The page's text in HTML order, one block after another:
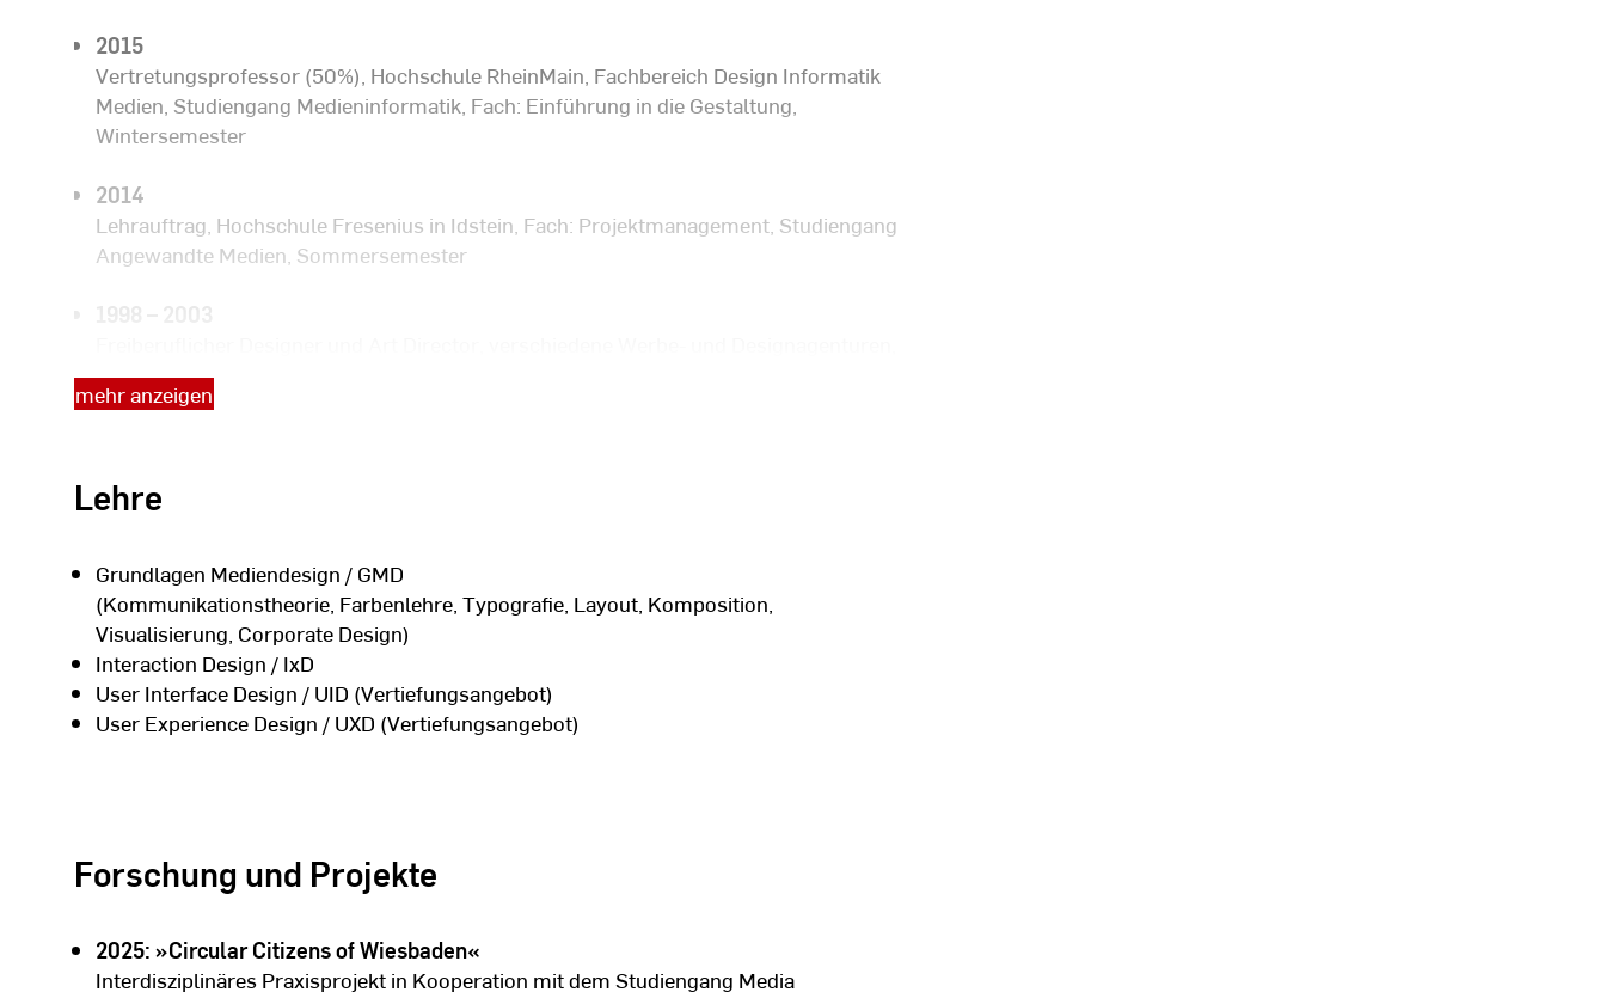
2015
Vertretungsprofessor (50%), Hochschule RheinMain, Fachbereich Design Informatik
Medien, Studiengang Medieninformatik, Fach: Einführung in die Gestaltung,
Wintersemester
2014
Lehrauftrag, Hochschule Fresenius in Idstein, Fach: Projektmanagement, Studiengang
Angewandte Medien, Sommersemester
u.a. Ogilvy Interactive, Publicis Frankfurt, Scholz & Volkmer, Wunderman Cato
Johnson
Studienabschluss Diplom-Designer (FH), Hochschule RheinMain
Auslandsstudium Visual Communication, University of Technology (UTS), Sydney,
Australien
1996 – 2002
Studium Kommunikationsdesign, Fachhochschule Wiesbaden (heute Hochschule
RheinMain)
mehr anzeigen
Lehre
Grundlagen Mediendesign / GMD
(Kommunikationstheorie, Farbenlehre, Typografie, Layout, Komposition,
Visualisierung, Corporate Design)
Interaction Design / IxD
User Interface Design / UID (Vertiefungsangebot)
User Experience Design / UXD (Vertiefungsangebot)
Forschung und Projekte
2025: »Circular Citizens of Wiesbaden«
Interdisziplinäres Praxisprojekt in Kooperation mit dem Studiengang Media